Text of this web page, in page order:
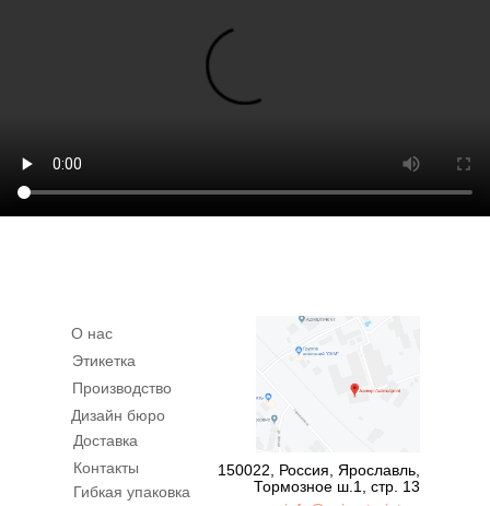
О нас
Этикетка
Производство
Дизайн бюро
Доставка
Контакты
150022, Россия, Ярославль,
Тормозное ш.1, стр. 13
Гибкая упаковка